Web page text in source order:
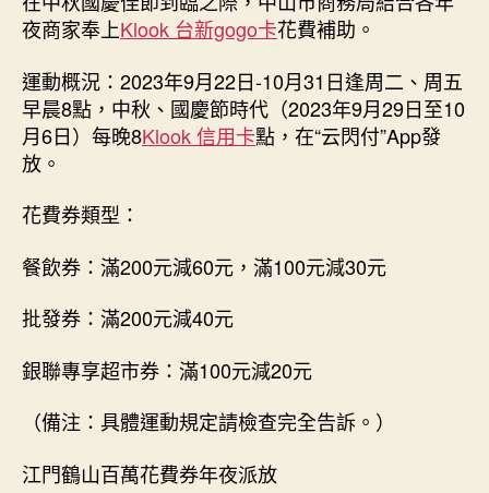
夜商家奉上Klook 台新gogo卡花費補助。
運動概況：2023年9月22日-10月31日逢周二、周五
早晨8點，中秋、國慶節時代（2023年9月29日至10
月6日）每晚8Klook 信用卡點，在“云閃付”App發
放。
花費券類型：
餐飲券：滿200元減60元，滿100元減30元
批發券：滿200元減40元
銀聯專享超市券：滿100元減20元
（備注：具體運動規定請檢查完全告訴。）
江門鶴山百萬花費券年夜派放